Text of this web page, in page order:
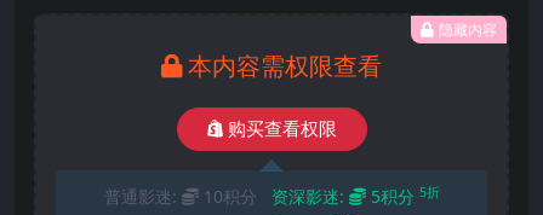
隐藏内容
本内容需权限查看
购买查看权限
普通影迷: 10积分 资深影迷: 5积分 5折